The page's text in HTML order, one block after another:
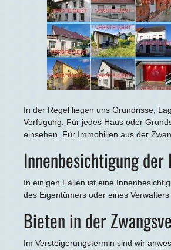
In der Regel liegen uns Grundrisse,
Verfügung. Für jedes Haus oder
einsehen. Für Immobilien aus der
Innenbesichtigung
In einigen Fällen ist eine
des Eigentümers oder eines
Bieten in der
Im Versteigerungstermin sind wir